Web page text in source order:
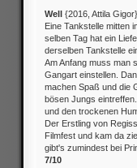
Well {2016, Attila Gigor}
Eine Tankstelle mitten
selben Tag hat ein
derselben Tankstelle
Am Anfang muss man
Gangart einstellen.
machen Spaß und die
bösen Jungs
und den trockenen
Der Erstling von
Filmfest und kam da
gibt's zumindest bei
7/10